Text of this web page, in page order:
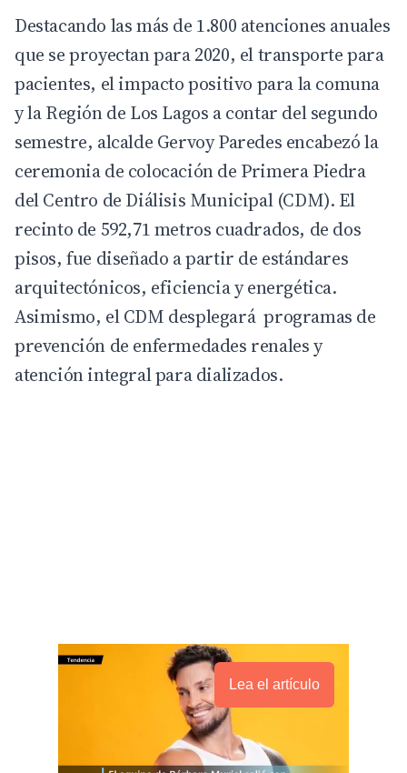
Destacando las más de 1.800 atenciones anuales
que se proyectan para 2020, el transporte para
pacientes, el impacto positivo para la comuna
y la Región de Los Lagos a contar del segundo
semestre, alcalde Gervoy Paredes encabezó la
ceremonia de colocación de Primera Piedra
del Centro de Diálisis Municipal (CDM). El
recinto de 592,71 metros cuadrados, de dos
pisos, fue diseñado a partir de estándares
arquitectónicos, eficiencia y energética.
Asimismo, el CDM desplegará programas de
prevención de enfermedades renales y
atención integral para dializados.
Lea el artículo